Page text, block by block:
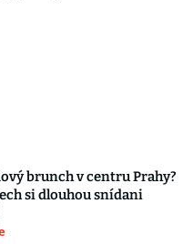
brunch v centru Prahy?
si dlouhou snídani